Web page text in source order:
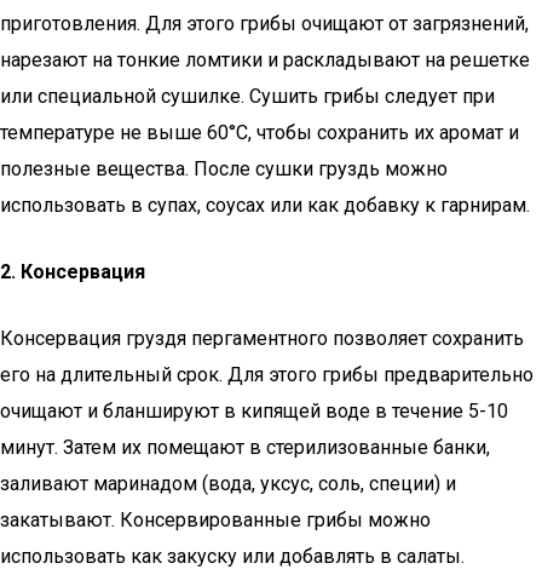
приготовления. Для этого грибы очищают от загрязнений,
нарезают на тонкие ломтики и раскладывают на решетке
или специальной сушилке. Сушить грибы следует при
температуре не выше 60°C, чтобы сохранить их аромат и
полезные вещества. После сушки груздь можно
использовать в супах, соусах или как добавку к гарнирам.
2. Консервация
Консервация груздя пергаментного позволяет сохранить
его на длительный срок. Для этого грибы предварительно
очищают и бланшируют в кипящей воде в течение 5-10
минут. Затем их помещают в стерилизованные банки,
заливают маринадом (вода, уксус, соль, специи) и
закатывают. Консервированные грибы можно
использовать как закуску или добавлять в салаты.